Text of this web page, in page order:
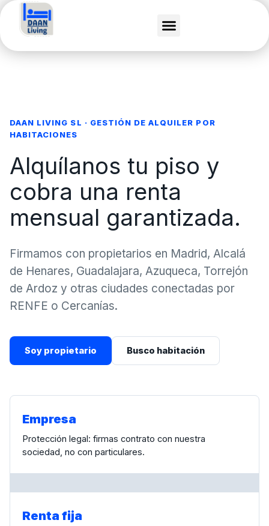
Ir
contenido
DAAN LIVING SL · GESTIÓN DE ALQUILER POR
HABITACIONES
Alquílanos tu piso y
cobra una renta
mensual garantizada.
Firmamos con propietarios en Madrid, Alcalá
de Henares, Guadalajara, Azuqueca, Torrejón
de Ardoz y otras ciudades conectadas por
RENFE o Cercanías.
Soy propietario Busco habitación
Empresa
Protección legal: firmas contrato con nuestra
sociedad, no con particulares.
Renta fija